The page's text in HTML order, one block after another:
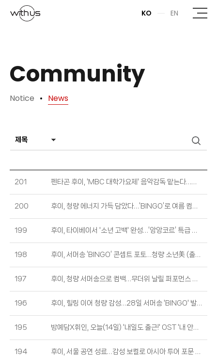
본문바로가기
KO EN
Community
Notice News
201 펜타곤 후이, 'MBC 대학가요제' 음악감독 맡는다…맞춤형 멘토링 예고 (출처 : MBC연예 | 네이버 엔터)
200 후이, 청량 에너지 가득 담았다…‘BINGO’로 여름 컴백 (출처 : 뉴스엔 | 네이버 엔터)
199 후이, 타이베이서 '소년 고백' 완성…‘앙앙코르’ 특급 팬사랑 (출처 : 비즈엔터)
198 후이, 서머송 ‘BINGO’ 콘셉트 포토…청량 소년美 (출처 : 스포츠동아 | 네이버 엔터)
197 후이, 청량 서머송으로 컴백…무더위 날릴 퍼포먼스 공개 (출처 : 뉴스1 | 네이버 엔터)
196 후이, 힐링 이어 청량 감성…28일 서머송 'BINGO' 발매 (출처 : OSEN | 네이버 엔터)
195 방예담X휘인, 오늘(14일) '내일도 출근!' OST '내 안에 머물러요' 발매 (출처 : 싱글리스트)
194 후이, 서울 공연 성료…감성 보컬로 아시아 투어 포문 (출처 : 비즈엔터)